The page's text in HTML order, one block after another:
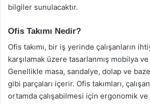
bilgiler sunulacaktır.
Ofis Takımı Nedir?
Ofis takımı, bir iş yerinde çalışanların
karşılamak üzere tasarlanmış mobilya
Genellikle masa, sandalye, dolap ve
gibi parçaları içerir. Ofis takımları,
ortamda çalışabilmesi için ergonomik